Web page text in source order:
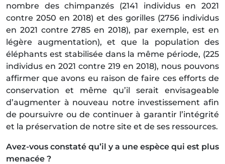
nombre des chimpanzés (2141 individus en 2021
contre 2050 en 2018) et des gorilles (2756 individus
en 2021 contre 2785 en 2018), par exemple, est en
légère augmentation), et que la population des
éléphants est stabilisée dans la même période, (225
individus en 2021 contre 219 en 2018), nous pouvons
affirmer que avons eu raison de faire ces efforts de
conservation et même qu’il serait envisageable
d’augmenter à nouveau notre investissement afin
de poursuivre ou de continuer à garantir l’intégrité
et la préservation de notre site et de ses ressources.
Avez-vous constaté qu’il y a une espèce qui est plus
menacée ?